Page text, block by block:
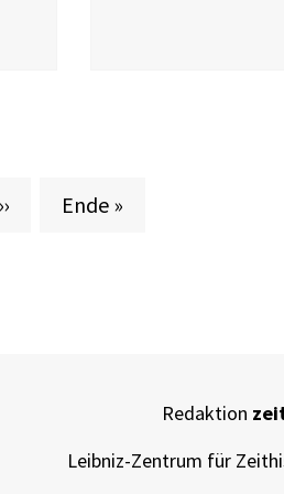
Nächste Seite
›› Letzte Seite
Ende »
Redaktion
Leibniz-Zentrum für